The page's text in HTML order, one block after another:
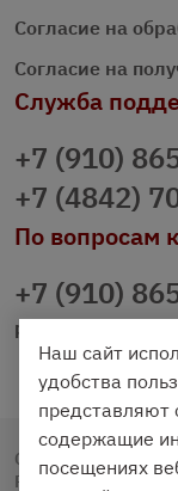
Согласие на
Согласие на
Служба
+7 (910)
+7 (4842)
По вопросам
+7 (910)
Copyright © 2020 -
Разработка и
Наш сайт
удобства
представляют
содержащие
посещениях